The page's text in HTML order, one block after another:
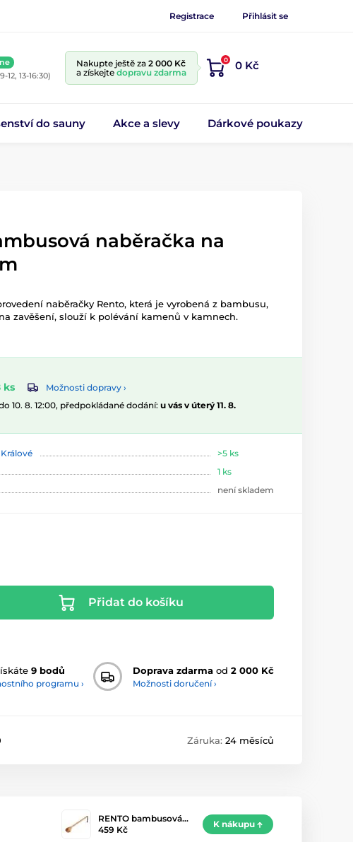
Registrace Přihlásit se
12, 13-16:30)
Nakupte ještě za 2 000 Kč
a získejte dopravu zdarma
0 0 Kč
do sauny Akce a slevy Dárkové poukazy
naběračka na
naběračky Rento, která je vyrobená z bambusu,
zavěšení, slouží k polévání kamenů v kamnech.
ks
Možnosti dopravy ›
10. 8. 12:00, předpokládané dodání: u vás v úterý 11. 8.
>5 ks
1 ks
není skladem
Přidat do košíku
9 bodů
programu ›
Doprava zdarma od 2 000 Kč
Možnosti doručení ›
Záruka: 24 měsíců
RENTO bambusová…
459 Kč
K nákupu